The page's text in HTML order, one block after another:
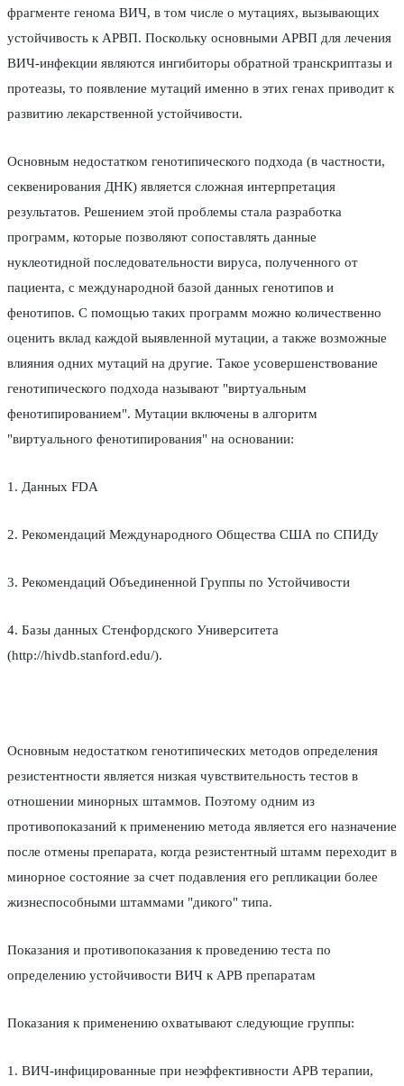
фрагменте генома ВИЧ, в том числе о мутациях, вызывающих
устойчивость к АРВП. Поскольку основными АРВП для лечения
ВИЧ-инфекции являются ингибиторы обратной транскриптазы и
протеазы, то появление мутаций именно в этих генах приводит к
развитию лекарственной устойчивости.
Основным недостатком генотипического подхода (в частности,
секвенирования ДНК) является сложная интерпретация
результатов. Решением этой проблемы стала разработка
программ, которые позволяют сопоставлять данные
нуклеотидной последовательности вируса, полученного от
пациента, с международной базой данных генотипов и
фенотипов. С помощью таких программ можно количественно
оценить вклад каждой выявленной мутации, а также возможные
влияния одних мутаций на другие. Такое усовершенствование
генотипического подхода называют "виртуальным
фенотипированием". Мутации включены в алгоритм
"виртуального фенотипирования" на основании:
1. Данных FDA
2. Рекомендаций Международного Общества США по СПИДу
3. Рекомендаций Объединенной Группы по Устойчивости
4. Базы данных Стенфордского Университета
(http://hivdb.stanford.edu/).
Основным недостатком генотипических методов определения
резистентности является низкая чувствительность тестов в
отношении минорных штаммов. Поэтому одним из
противопоказаний к применению метода является его назначение
после отмены препарата, когда резистентный штамм переходит в
минорное состояние за счет подавления его репликации более
жизнеспособными штаммами "дикого" типа.
Показания и противопоказания к проведению теста по
определению устойчивости ВИЧ к АРВ препаратам
Показания к применению охватывают следующие группы:
1. ВИЧ-инфицированные при неэффективности АРВ терапии,